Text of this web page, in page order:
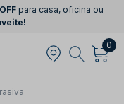
para casa, oficina ou
0